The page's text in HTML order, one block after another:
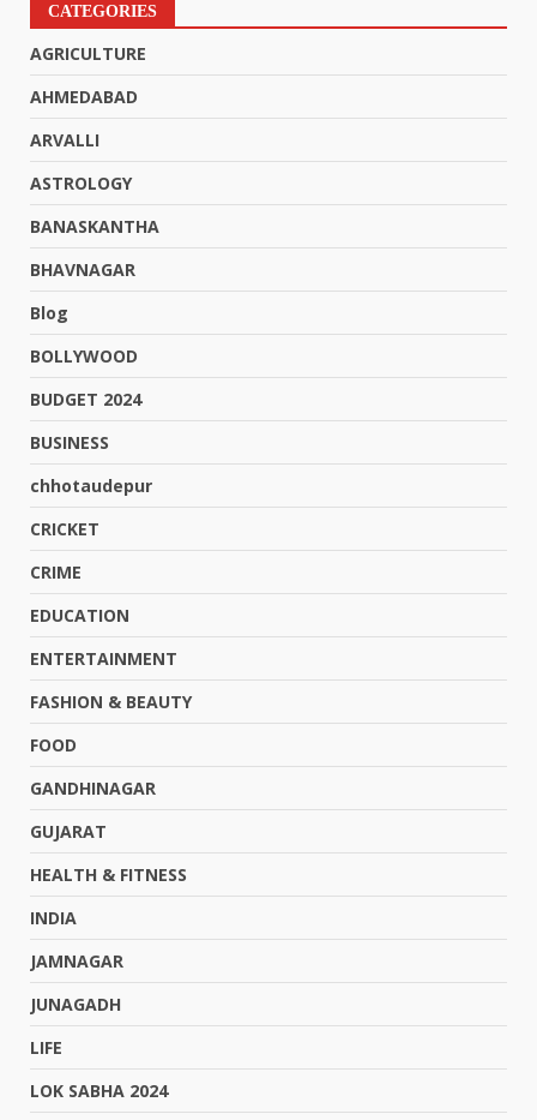
CATEGORIES
AGRICULTURE
AHMEDABAD
ARVALLI
ASTROLOGY
BANASKANTHA
BHAVNAGAR
Blog
BOLLYWOOD
BUDGET 2024
BUSINESS
chhotaudepur
CRICKET
CRIME
EDUCATION
ENTERTAINMENT
FASHION & BEAUTY
FOOD
GANDHINAGAR
GUJARAT
HEALTH & FITNESS
INDIA
JAMNAGAR
JUNAGADH
LIFE
LOK SABHA 2024